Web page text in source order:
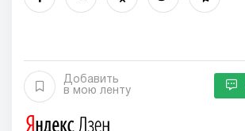
Добавить
в мою ленту